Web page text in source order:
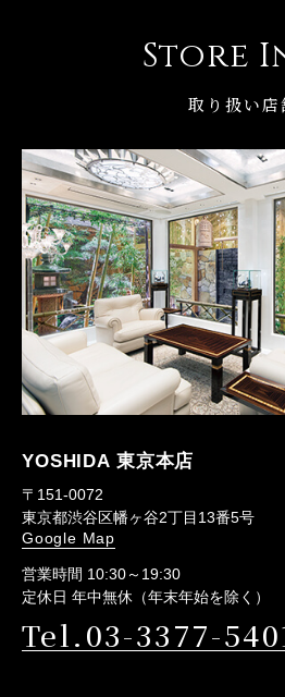
Store
取り扱い店
YOSHIDA 東京本店
〒151-0072
東京都渋谷区幡ヶ谷2丁目13番5号
Google Map
営業時間 10:30～19:30
定休日 年中無休（年末年始を除く）
Tel.03-3377-